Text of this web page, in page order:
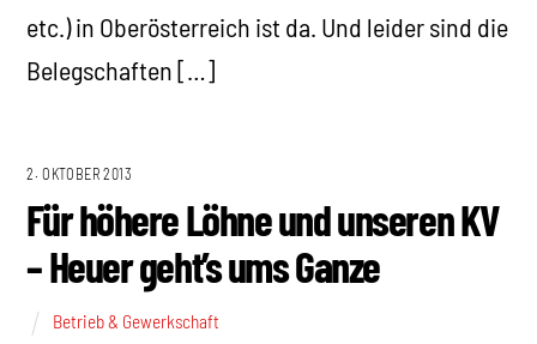
etc.) in Oberösterreich ist da. Und leider sind die
Belegschaften […]
2. OKTOBER 2013
Für höhere Löhne und unseren KV
– Heuer geht’s ums Ganze
Betrieb & Gewerkschaft